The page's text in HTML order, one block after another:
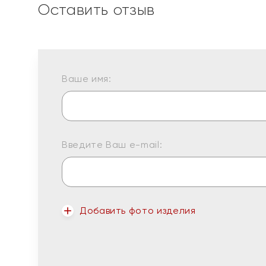
Оставить отзыв
Ваше имя:
Введите Ваш e-mail:
Добавить фото изделия